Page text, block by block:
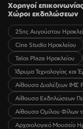
Χορηγοί επικοινωνίας
Χώροι εκδηλώσεων
25ης Αυγούστου
Cine Studio Ηρακλείου
Talos Plaza Ηρακλείου
Ίδρυμα Τεχνολογίας και
Αίθουσα Διαλέξεων ΙΜΣ
Αίθουσα Εκδηλώσεων
Αίθουσα Ομίλου Φίλων
Αρχαιολογικό Μουσείο